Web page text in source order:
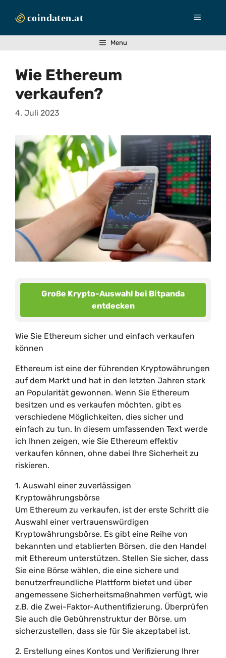
Inhalt
Menü
Menu
Wie Ethereum
verkaufen?
4. Juli 2023
Große Krypto-Auswahl bei Bitpanda
entdecken
Wie Sie Ethereum sicher und einfach verkaufen
können
Ethereum ist eine der führenden Kryptowährungen
auf dem Markt und hat in den letzten Jahren stark
an Popularität gewonnen. Wenn Sie Ethereum
besitzen und es verkaufen möchten, gibt es
verschiedene Möglichkeiten, dies sicher und
einfach zu tun. In diesem umfassenden Text werde
ich Ihnen zeigen, wie Sie Ethereum effektiv
verkaufen können, ohne dabei Ihre Sicherheit zu
riskieren.
1. Auswahl einer zuverlässigen
Kryptowährungsbörse
Um Ethereum zu verkaufen, ist der erste Schritt die
Auswahl einer vertrauenswürdigen
Kryptowährungsbörse. Es gibt eine Reihe von
bekannten und etablierten Börsen, die den Handel
mit Ethereum unterstützen. Stellen Sie sicher, dass
Sie eine Börse wählen, die eine sichere und
benutzerfreundliche Plattform bietet und über
angemessene Sicherheitsmaßnahmen verfügt, wie
z.B. die Zwei-Faktor-Authentifizierung. Überprüfen
Sie auch die Gebührenstruktur der Börse, um
sicherzustellen, dass sie für Sie akzeptabel ist.
2. Erstellung eines Kontos und Verifizierung Ihrer